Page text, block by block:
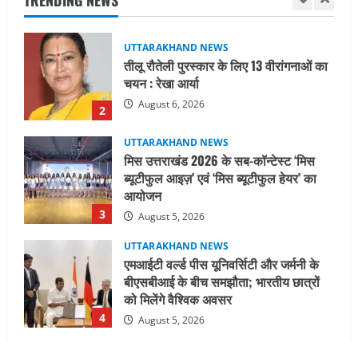
2
3
मिस उत्तराखंड 2026 के सब-कॉन्टेस्ट ‘मिस
ब्यूटीफुल आइज़’ एवं ‘मिस ब्यूटीफुल हेयर’ का
आयोजन
August 5, 2026
4
UTTARAKHAND NEWS
एमआईटी वर्ल्ड पीस यूनिवर्सिटी और जर्मनी के
बीएसबीआई के बीच समझौता; भारतीय छात्रों
को मिलेंगे वैश्विक अवसर
August 5, 2026
5
STATES NEWS
महाराज की राजस्थान के मुख्यमंत्री से
शिष्टाचार भेंट पर्यटन और सांस्कृतिक
गतिविधियों के विस्तार पर हुई चर्चा
August 4, 2026